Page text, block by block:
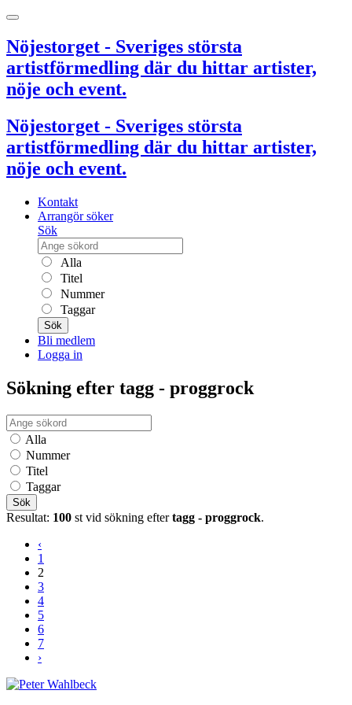
Nöjestorget - Sveriges största
artistförmedling där du hittar artister,
nöje och event.
Nöjestorget - Sveriges största
artistförmedling där du hittar artister,
nöje och event.
Kontakt
Arrangör söker
Sök
Alla
Titel
Nummer
Taggar
Sök
Bli medlem
Logga in
Sökning efter tagg - proggrock
Alla
Nummer
Titel
Taggar
Sök
Resultat: 100 st vid sökning eftertagg - proggrock.
‹
1
2
3
4
5
6
7
›